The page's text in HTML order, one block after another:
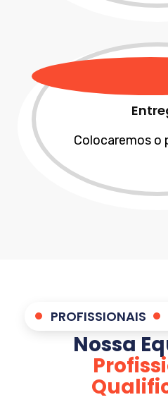
Colocaremos o
PROFISSIONAIS
Nossa